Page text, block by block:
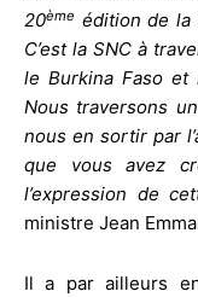
20ème édition de la
C’est la SNC à
le Burkina Faso et
Nous traversons
nous en sortir par
que vous avez
l’expression de
ministre Jean
Il a par ailleurs